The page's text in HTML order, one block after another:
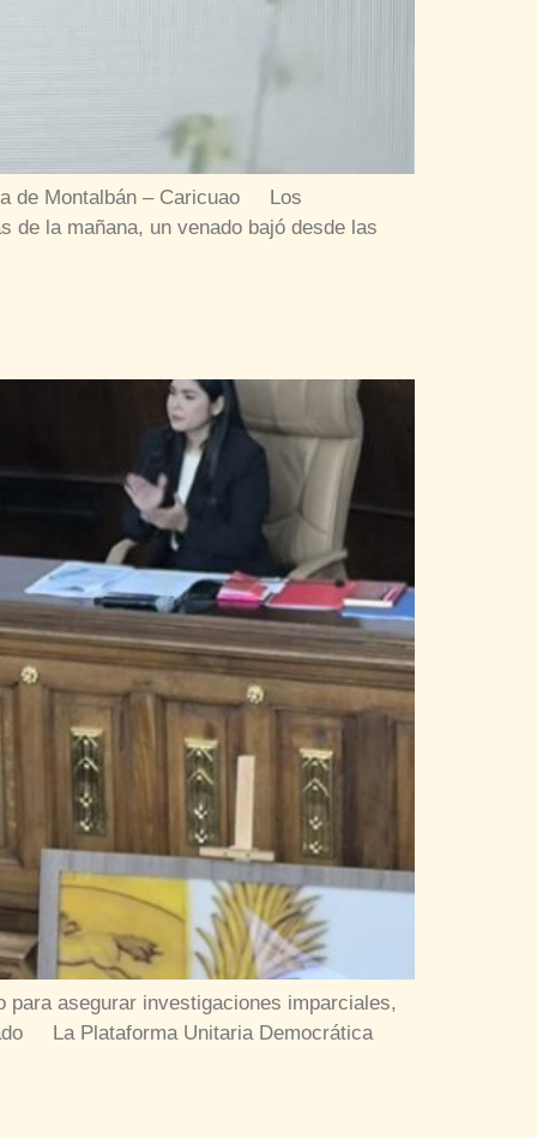
de Montalbán – Caricuao Los
de la mañana, un venado bajó desde las
asegurar investigaciones imparciales,
La Plataforma Unitaria Democrática